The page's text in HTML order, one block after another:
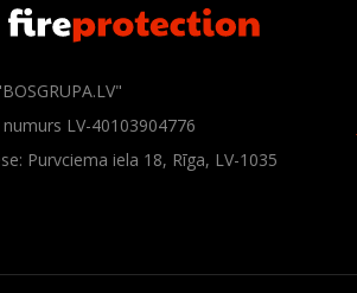
numurs LV-40103904776
Purvciema iela 18, Rīga, LV-1035